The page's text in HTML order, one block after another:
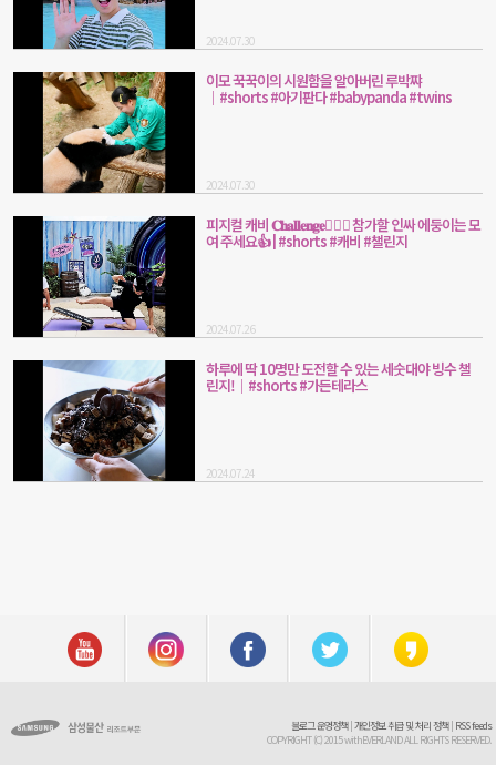
2024.07.30
이모 꾹꾹이의 시원함을 알아버린 루박쨔
│#shorts #아기판다 #babypanda #twins
2024.07.30
피지컬 캐비 𝐂𝐡𝐚𝐥𝐥𝐞𝐧𝐠𝐞🏋🏻‍♂ 참가할 인싸 에둥이는 모
여 주세요👍️ | #shorts #캐비 #챌린지
2024.07.26
하루에 딱 10명만 도전할 수 있는 세숫대야 빙수 챌
린지!│#shorts #가든테라스
2024.07.24
블로그 운영정책|개인정보 취급 및 처리 정책| RSS feeds
COPYRIGHT (C) 2015 withEVERLAND ALL RIGHTS RESERVED.